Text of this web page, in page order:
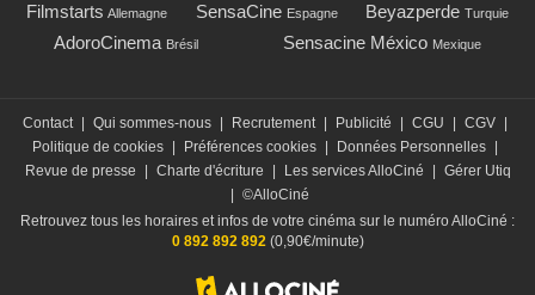
Filmstarts Allemagne SensaCine Espagne Beyazperde Turquie
AdoroCinema Brésil Sensacine México Mexique
Contact Qui sommes-nous Recrutement Publicité CGU CGV
Politique de cookies
Préférences cookies Données Personnelles
Revue de presse
Charte d'écriture Les services AlloCiné
Gérer Utiq
©AlloCiné
Retrouvez tous les horaires et infos de votre cinéma sur le numéro AlloCiné :
0 892 892 892(0,90€/minute)